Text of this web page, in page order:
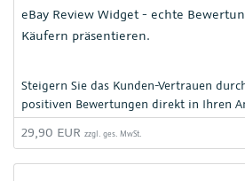
eBay Review Widget - echte
Käufern präsentieren.
Steigern Sie das Kunden-Vertrauen
positiven Bewertungen direkt in Ihren
29,90 EUR zzgl. ges. MwSt.